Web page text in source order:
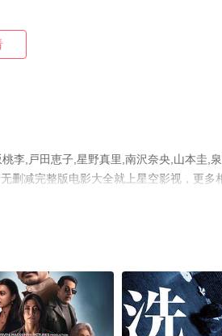
李,戸田恵子,星野真里,南沢奈央,山本圭,
删减完整版电影大全就上星空影视，更多